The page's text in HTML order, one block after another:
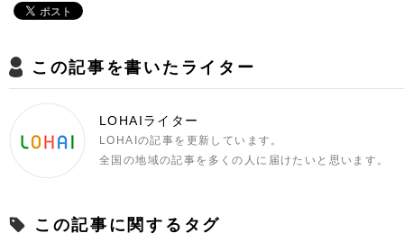
この記事を書いたライター
LOHAIライター
LOHAIの記事を更新しています。
全国の地域の記事を多くの人に届けたいと思います。
この記事に関するタグ